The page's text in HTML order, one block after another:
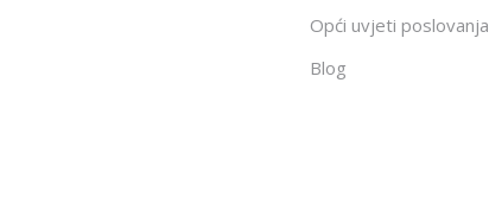
Opći uvjeti poslovanja
Blog